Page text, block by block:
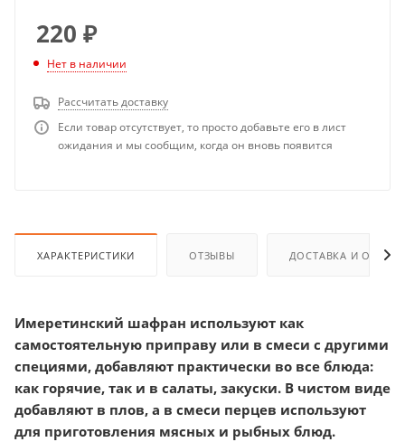
220 ₽
Нет в наличии
Рассчитать доставку
Если товар отсутствует, то просто добавьте его в лист
ожидания и мы сообщим, когда он вновь появится
ХАРАКТЕРИСТИКИ ОТЗЫВЫ ДОСТАВКА И
Имеретинский шафран используют как
самостоятельную приправу или в смеси с другими
специями, добавляют практически во все блюда:
как горячие, так и в салаты, закуски. В чистом виде
добавляют в плов, а в смеси перцев используют
для приготовления мясных и рыбных блюд.